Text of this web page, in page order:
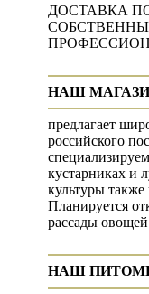
ДОСТАВКА
НАШ
предлагает
российского
кустарниках и
культуры
Планируется
рассады
НАШ